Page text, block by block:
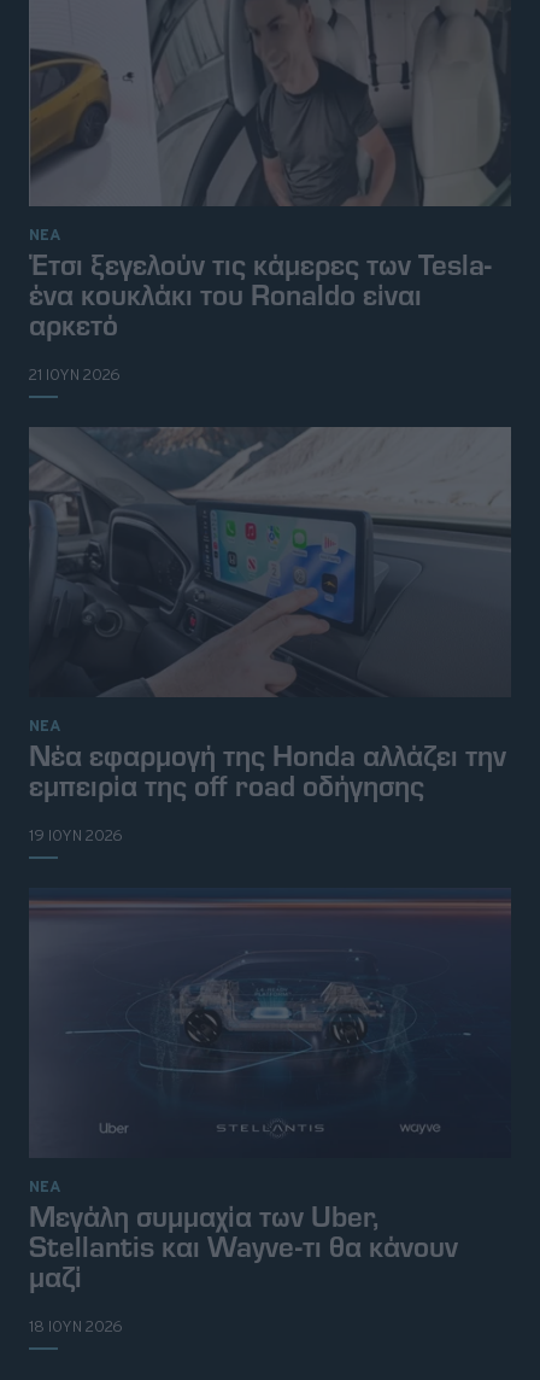
ΝΕΑ
Έτσι ξεγελούν τις κάμερες των Tesla-
ένα κουκλάκι του Ronaldo είναι
αρκετό
21 ΙΟΥΝ 2026
ΝΕΑ
Νέα εφαρμογή της Honda αλλάζει την
εμπειρία της off road οδήγησης
19 ΙΟΥΝ 2026
ΝΕΑ
Μεγάλη συμμαχία των Uber,
Stellantis και Wayve-τι θα κάνουν
μαζί
18 ΙΟΥΝ 2026
© 2026 Topgear
Διαφημιστείτε